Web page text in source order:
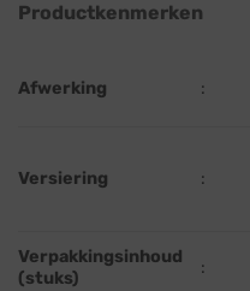
Productkenmerken
Afwerking :
Versiering :
Verpakkingsinhoud
(stuks)
: